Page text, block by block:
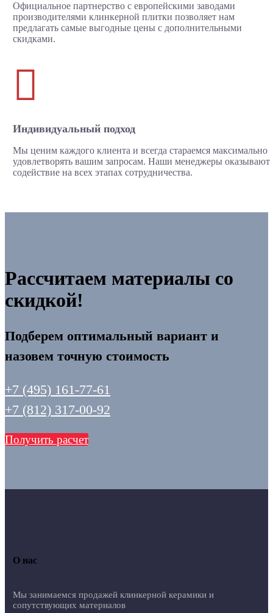
Официальное партнерство с европейскими заводами
производителями клинкерной плитки позволяет нам
предлагать самые выгодные цены с дополнительными
скидками.

Индивидуальный подход
Мы ценим каждого клиента и всегда стараемся максимально
удовлетворять вашим запросам. Наши менеджеры оказывают
содействие на всех этапах сотрудничества.
Рассчитаем материалы со
скидкой!
Подберем оптимальный вариант и
назовем точную стоимость
+7 (495) 161-77-61
+7 (812) 317-00-92
Получить расчет
О нас
Мы занимаемся продажей клинкерной керамики и
сопутствующих материалов